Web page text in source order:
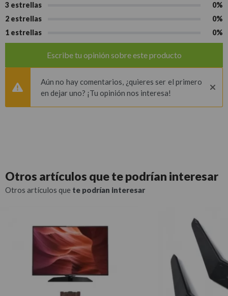
3 estrellas
0%
2 estrellas
0%
1 estrellas
0%
Escribe tu opinión sobre este producto
Aún no hay comentarios, ¿quieres ser el primero
en dejar uno? ¡Tu opinión nos interesa!
Otros artículos quete podrían interesar
Otros artículos que te podrían interesar